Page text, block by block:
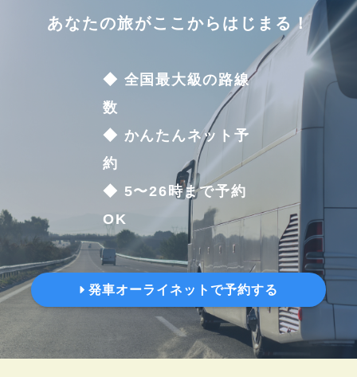
あなたの旅がここからはじまる！
◆ 全国最大級の路線
数
◆ かんたんネット予
約
◆ 5〜26時まで予約
OK
発車オーライネットで予約する